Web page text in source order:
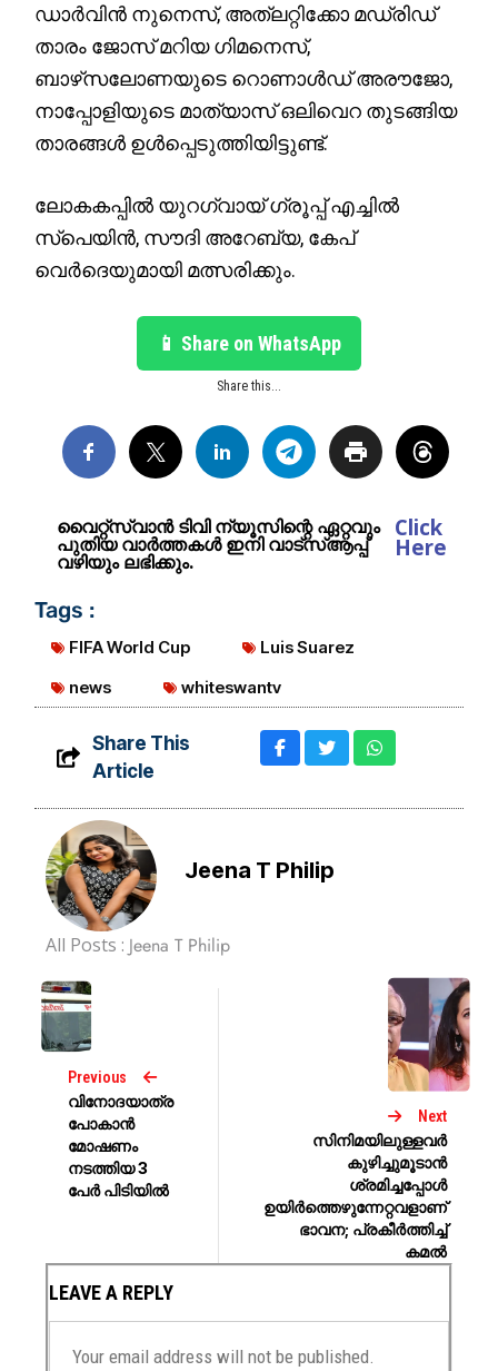
ഡാർവിൻ നുനെസ്, അത്ലറ്റിക്കോ മഡ്രിഡ്
താരം ജോസ് മറിയ ഗിമനെസ്,
ബാഴ്‌സലോണയുടെ റൊണാൾഡ് അരൗജോ,
നാപ്പോളിയുടെ മാത്യാസ് ഒലിവെറ തുടങ്ങിയ
താരങ്ങൾ ഉൾപ്പെടുത്തിയിട്ടുണ്ട്.
ലോകകപ്പിൽ യുറഗ്വായ് ഗ്രൂപ്പ് എച്ചിൽ
സ്പെയിൻ, സൗദി അറേബ്യ, കേപ്
വെർദെയുമായി മത്സരിക്കും.
📱 Share on WhatsApp
Share this...
വൈറ്റ്സ്വാൻ ടിവി ന്യൂസിന്റെ ഏറ്റവും
പുതിയ വാർത്തകൾ ഇനി വാട്സ്ആപ്പ്
വഴിയും ലഭിക്കും.
Click
Here
Tags :
FIFA World Cup
Luis Suarez
news
whiteswantv
Share This
Article
Jeena T Philip
All Posts : Jeena T Philip
Previous
വിനോദയാത്ര
പോകാൻ
മോഷണം
നടത്തിയ 3
പേർ പിടിയിൽ
Next
സിനിമയിലുള്ളവർ
കുഴിച്ചുമൂടാൻ
ശ്രമിച്ചപ്പോൾ
ഉയിർത്തെഴുന്നേറ്റവളാണ്
ഭാവന; പ്രകീർത്തിച്ച്
കമൽ
LEAVE A REPLY
Your email address will not be published.